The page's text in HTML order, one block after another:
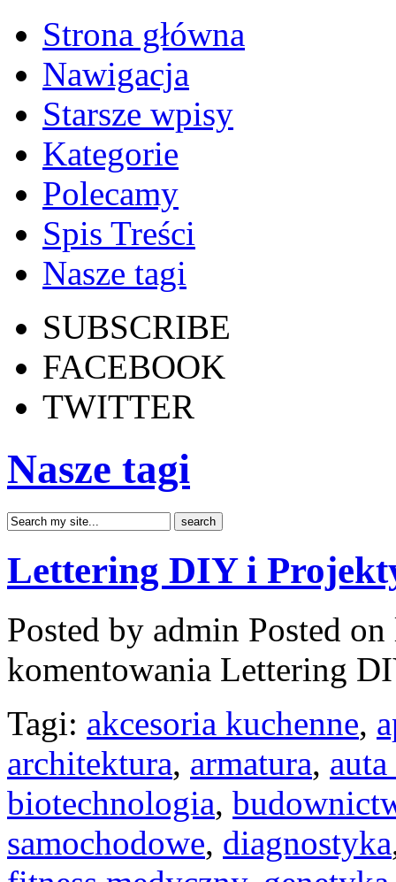
Strona główna
Nawigacja
Starsze wpisy
Kategorie
Polecamy
Spis Treści
Nasze tagi
SUBSCRIBE
FACEBOOK
TWITTER
Nasze tagi
Lettering DIY i
Posted by admin Posted
komentowania Lettering
Tagi: akcesoria kuchenne,
architektura, armatura,
biotechnologia,
samochodowe, diagnostyka